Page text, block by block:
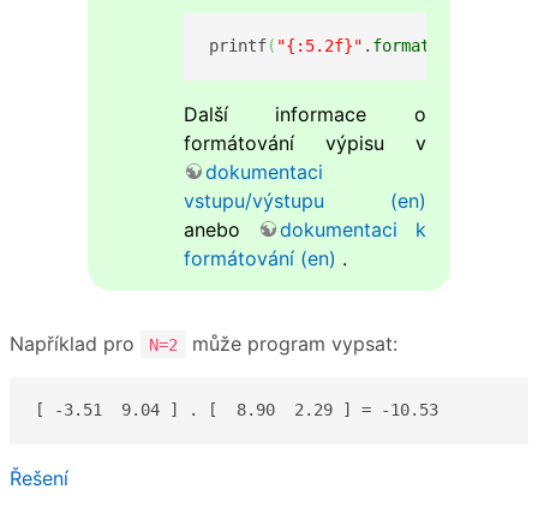
printf( "{:5.2f}" . format
Další informace o
formátování výpisu v
dokumentaci
vstupu/výstupu (en)
anebo
dokumentaci k
formátování (en) .
Například pro N=2 může program vypsat:
[ -3.51  9.04 ] . [  8.90  2.29 ] = -10.53
Řešení